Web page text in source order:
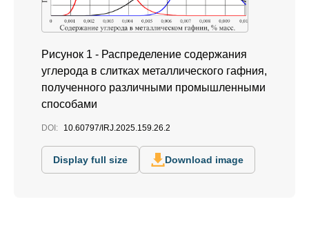
Рисунок 1 - Распределение содержания
углерода в слитках металлического гафния,
полученного различными промышленными
способами
DOI: 10.60797/IRJ.2025.159.26.2
Display full size Download image